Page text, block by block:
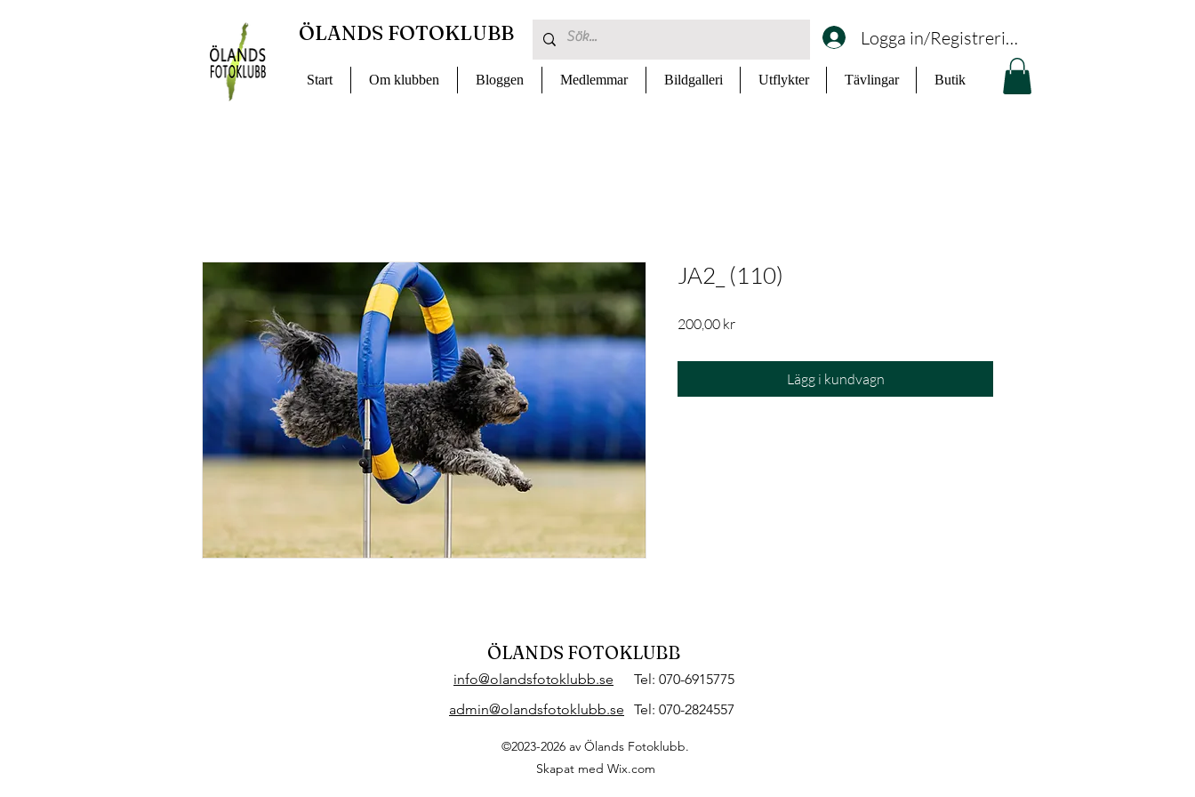
Logga in/Registrering
Start Om klubben Bloggen Medlemmar Bildgalleri Utflykter Tävlingar Butik
ÖLANDS FOTOKLUBB
JA2_ (110)
200,00 krPris
Lägg i kundvagn
ÖLANDS FOTOKLUBB
info@olandsfotoklubb.se
Tel: 070-6915775
admin@olandsfotoklubb.se
Tel: 070-2824557
©2023-2026 av Ölands Fotoklubb.
Skapat med Wix.com